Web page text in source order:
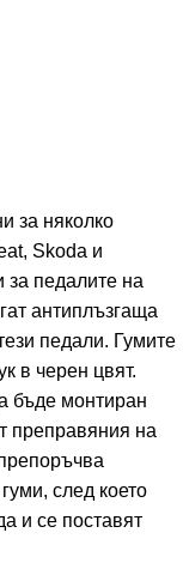
за няколко
Skoda и
педалите на
антиплъзгаща
педали. Гумите
в черен цвят.
бъде монтиран
преправяния на
след което
и се поставят